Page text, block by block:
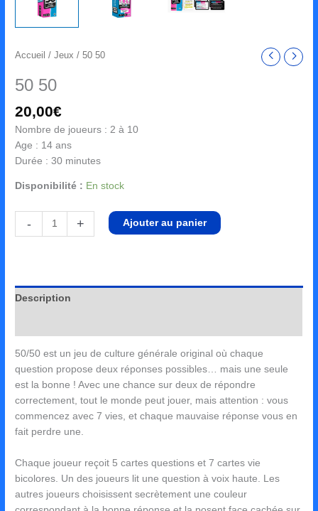
Accueil /Jeux / 50 50
50 50
20,00€
Nombre de joueurs : 2 à 10
Age : 14 ans
Durée : 30 minutes
Disponibilité : En stock
- + Ajouter au panier
Description
50/50 est un jeu de culture générale original où chaque
question propose deux réponses possibles… mais une seule
est la bonne ! Avec une chance sur deux de répondre
correctement, tout le monde peut jouer, mais attention : vous
commencez avec 7 vies, et chaque mauvaise réponse vous en
fait perdre une.
Chaque joueur reçoit 5 cartes questions et 7 cartes vie
bicolores. Un des joueurs lit une question à voix haute. Les
autres joueurs choisissent secrètement une couleur